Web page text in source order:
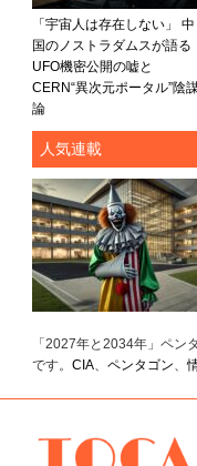
「宇宙人は存在しない」 中
国のノストラダムスが語る
UFO機密公開の嘘と
CERN“異次元ポータル”陰
論
人気連載
「2027年と2034年」ペン
です。 CIA、 ペンタゴン、